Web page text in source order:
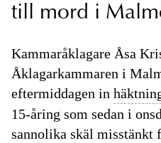
till mord i
Kammaråklagare Åsa
Åklagarkammaren i
eftermiddagen in
15-åring som sedan i
sannolika skäl misstänkt